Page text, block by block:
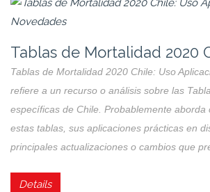
Jubilación y salud en Chile:
Jubilación y salud en Chile: Guía de seguros
jubilación requiere planificar los gastos de
funcionamiento de FONASA e ISAPRE y las
garantizadas por el plan GES. Para
clave contratar
Details